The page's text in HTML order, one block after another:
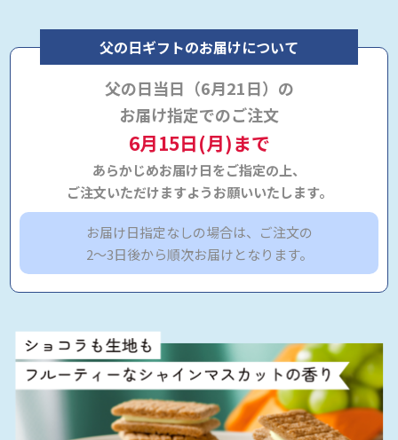
父の日ギフトのお届けについて
父の日当日（6月21日）の
お届け指定でのご注文
6月15日(月)まで
あらかじめお届け日をご指定の上、
ご注文いただけますようお願いいたします。
お届け日指定なしの場合は、ご注文の
2～3日後から順次お届けとなります。